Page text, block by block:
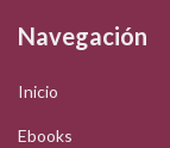
Navegación
Inicio
Ebooks